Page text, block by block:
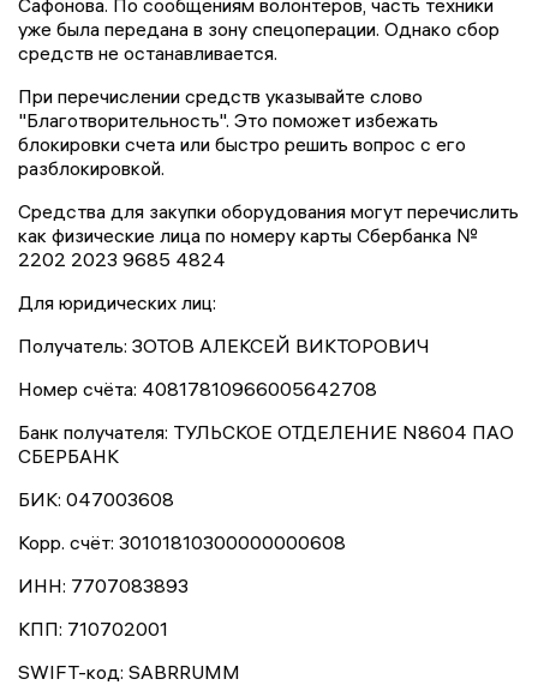
уже была передана в зону спецоперации. Однако сбор
средств не останавливается.
При перечислении средств указывайте слово
"Благотворительность". Это поможет избежать
блокировки счета или быстро решить вопрос с его
разблокировкой.
Средства для закупки оборудования могут перечислить
как физические лица по номеру карты Сбербанка №
2202 2023 9685 4824
Для юридических лиц:
Получатель: ЗОТОВ АЛЕКСЕЙ ВИКТОРОВИЧ
Номер счёта: 40817810966005642708
Банк получателя: ТУЛЬСКОЕ ОТДЕЛЕНИЕ N8604 ПАО
СБЕРБАНК
БИК: 047003608
Корр. счёт: 30101810300000000608
ИНН: 7707083893
КПП: 710702001
SWIFT-код: SABRRUMM